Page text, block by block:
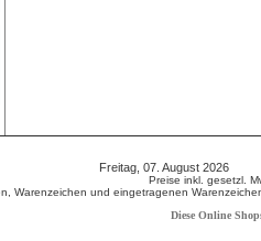
Freitag, 07. August 2026
Preise inkl. gesetzl.
Warenzeichen und eingetragenen
Diese Online